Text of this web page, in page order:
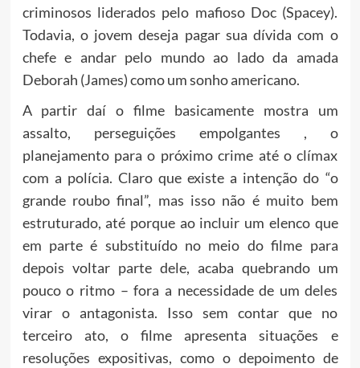
criminosos liderados pelo mafioso Doc (Spacey).
Todavia, o jovem deseja pagar sua dívida com o
chefe e andar pelo mundo ao lado da amada
Deborah (James) como um sonho americano.
A partir daí o filme basicamente mostra um
assalto, perseguições empolgantes , o
planejamento para o próximo crime até o clímax
com a polícia. Claro que existe a intenção do “o
grande roubo final”, mas isso não é muito bem
estruturado, até porque ao incluir um elenco que
em parte é substituído no meio do filme para
depois voltar parte dele, acaba quebrando um
pouco o ritmo – fora a necessidade de um deles
virar o antagonista. Isso sem contar que no
terceiro ato, o filme apresenta situações e
resoluções expositivas, como o depoimento de